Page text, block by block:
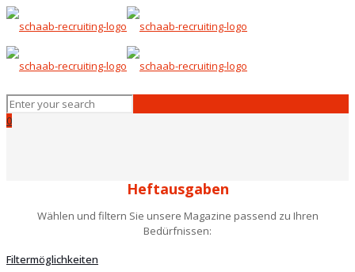
0
Heftausgaben
Wählen und filtern Sie unsere Magazine passend zu Ihren
Bedürfnissen:
Filtermöglichkeiten